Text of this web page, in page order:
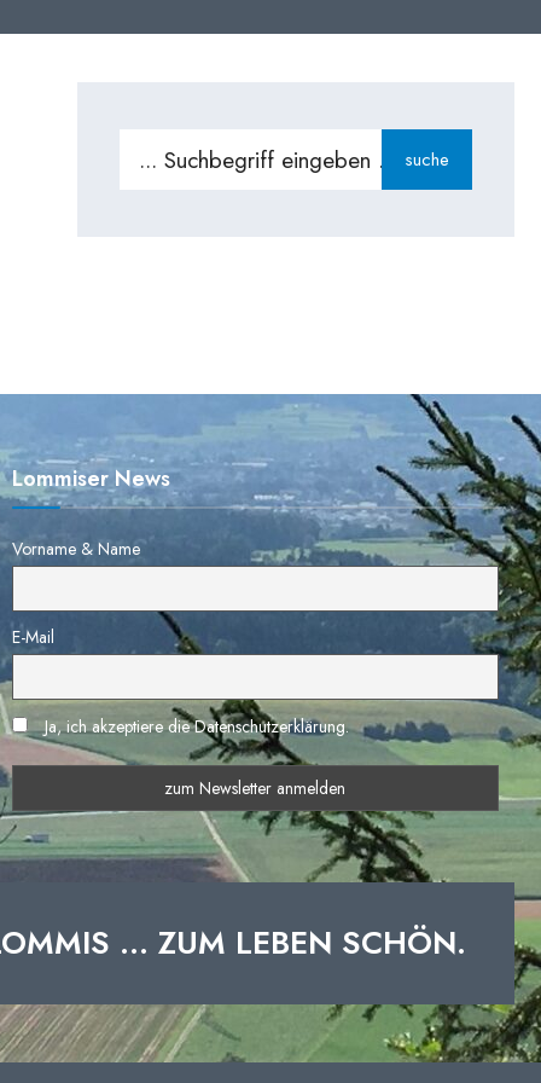
Search
suche
Lommiser News
Vorname & Name
E-Mail
Ja, ich akzeptiere die Datenschutzerklärung.
... ZUM LEBEN SCHÖN.